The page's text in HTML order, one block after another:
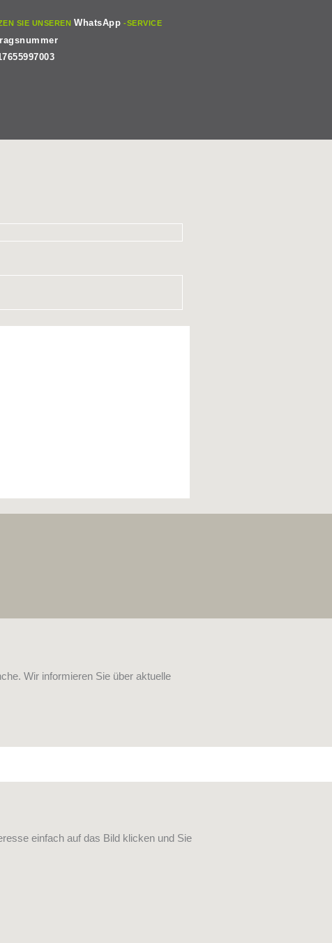
SIE UNSEREN WhatsApp -SERVICE
Wir informieren Sie über aktuelle
einfach auf das Bild klicken und Sie